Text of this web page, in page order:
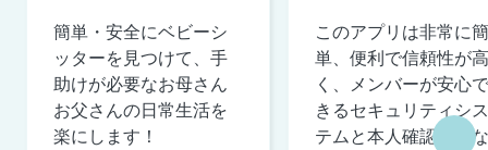
簡単・安全にベビーシ
ッターを見つけて、手
助けが必要なお母さん
お父さんの日常生活を
楽にします！
このアプリは非常に簡
単、便利で信頼性が高
く、メンバーが安心で
きるセキュリティシス
テムと本人確認を行な